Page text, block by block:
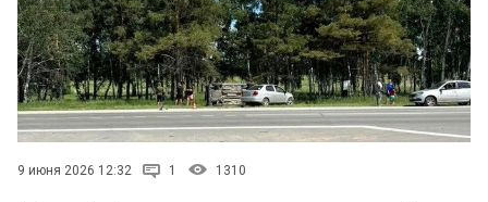
9 июня 2026 12:32 1 1310